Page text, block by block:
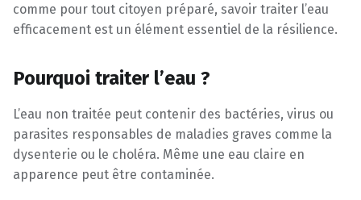
comme pour tout citoyen préparé, savoir traiter l’eau
efficacement est un élément essentiel de la résilience.
Pourquoi traiter l’eau ?
L’eau non traitée peut contenir des bactéries, virus ou
parasites responsables de maladies graves comme la
dysenterie ou le choléra. Même une eau claire en
apparence peut être contaminée.